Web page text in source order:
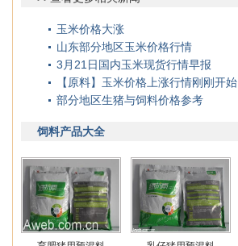
玉米价格大涨
山东部分地区玉米价格行情
3月21日国内玉米现货行情早报
【原料】玉米价格上涨行情刚刚开始
部分地区生猪与饲料价格参考
饲料产品大全